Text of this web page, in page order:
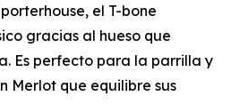
el T-bone
gracias al hueso que
Es perfecto para la parrilla y
Merlot que equilibre sus